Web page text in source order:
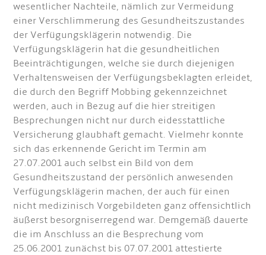
wesentlicher Nachteile, nämlich zur Vermeidung
einer Verschlimmerung des Gesundheitszustandes
der Verfügungsklägerin notwendig. Die
Verfügungsklägerin hat die gesundheitlichen
Beeinträchtigungen, welche sie durch diejenigen
Verhaltensweisen der Verfügungsbeklagten erleidet,
die durch den Begriff Mobbing gekennzeichnet
werden, auch in Bezug auf die hier streitigen
Besprechungen nicht nur durch eidesstattliche
Versicherung glaubhaft gemacht. Vielmehr konnte
sich das erkennende Gericht im Termin am
27.07.2001 auch selbst ein Bild von dem
Gesundheitszustand der persönlich anwesenden
Verfügungsklägerin machen, der auch für einen
nicht medizinisch Vorgebildeten ganz offensichtlich
äußerst besorgniserregend war. Demgemäß dauerte
die im Anschluss an die Besprechung vom
25.06.2001 zunächst bis 07.07.2001 attestierte